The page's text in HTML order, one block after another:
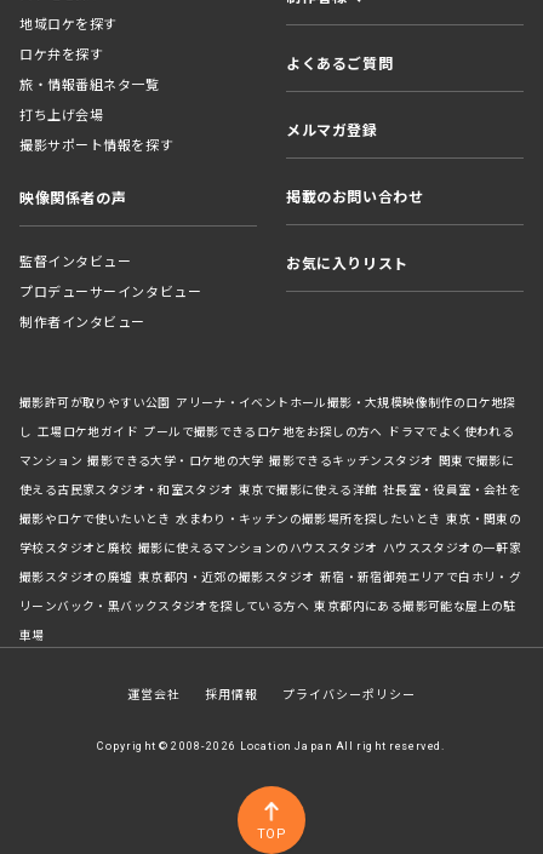
TOP
地域ロケを探す
ロケ弁を探す
旅・情報番組ネタ一覧
打ち上げ会場
撮影サポート情報を探す
映像関係者の声
監督インタビュー
プロデューサーインタビュー
制作者インタビュー
よくあるご質問
メルマガ登録
掲載のお問い合わせ
お気に入りリスト
撮影許可が取りやすい公園 アリーナ・イベントホール撮影・大規模映像制作のロケ地探
し 工場ロケ地ガイド プールで撮影できるロケ地をお探しの方へ ドラマでよく使われる
マンション 撮影できる大学・ロケ地の大学 撮影できるキッチンスタジオ 関東で撮影に
使える古民家スタジオ・和室スタジオ 東京で撮影に使える洋館 社長室・役員室・会社を
撮影やロケで使いたいとき 水まわり・キッチンの撮影場所を探したいとき 東京・関東の
学校スタジオと廃校 撮影に使えるマンションのハウススタジオ ハウススタジオの一軒家
撮影スタジオの廃墟 東京都内・近郊の撮影スタジオ 新宿・新宿御苑エリアで白ホリ・グ
リーンバック・黒バックスタジオを探している方へ 東京都内にある撮影可能な屋上の駐
車場
運営会社 採用情報 プライバシーポリシー
Copyright © 2008-2026 Location Japan All right reserved.